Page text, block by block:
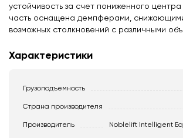
устойчивость за счет пониженного
часть оснащена демпферами,
возможных столкновений с различными
Характеристики
Грузоподъемность
Страна производителя
Производитель Noblelift Intelligent